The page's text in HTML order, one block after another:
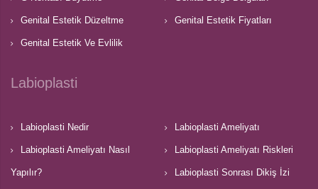
Genital Estetik Düzeltme Genital Estetik Fiyatları
Genital Estetik Ve Evlilik
Labioplasti
Labioplasti Nedir Labioplasti Ameliyatı
Labioplasti Ameliyatı Nasıl
Yapılır?
Labioplasti Ameliyatı Riskleri
Labioplasti Sonrası Dikiş İzi